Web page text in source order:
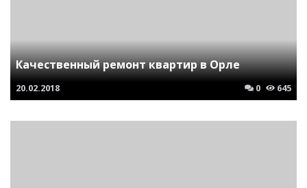
Качественный ремонт квартир в Орле
20.02.2018 0 645